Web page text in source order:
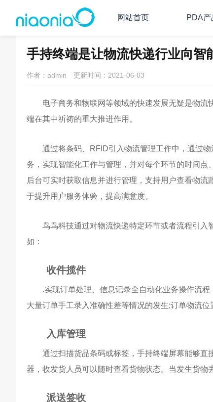
网站首页 PDA产
主页 PDA/RFID资讯 PDA行业资讯
手持终端是让物流快递行业向智
作者：admin 更新时间：2021-06-03
电子商务和物联网等领域的快速发展无疑是物流
端在其中祈祷的重大推进作用。
通过将条码、RFID引入物流管理工作中，通过物
务，实现智能化工作与管理，并对每个环节的时间
后台可实时获取信息并进行管理，支持用户查看物
于提升用户服务体验，提高满意度。
鸟鸟科技通过对物流快递特定环节或者流程引入
如：
收件揽件
.实现订单处理、信息记录全自动化业务操作流程
大量订单手工录入准确性差等情况的发生;订单物流位
入库管理
通过扫描货品条码或标签，手持终端屏幕能够直
器，收发货人员可以随时查看货物状态。当发生货物
派送签收